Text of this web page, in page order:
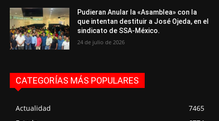
Pudieran Anular la «Asamblea» con la
que intentan destituir a José Ojeda, en el
sindicato de SSA-México.
24 de julio de 2026
CATEGORÍAS MÁS POPULARES
Actualidad
7465